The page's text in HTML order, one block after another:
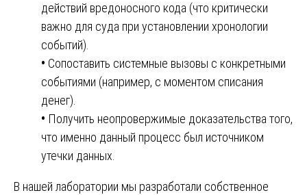
действий вредоносного кода (что критически
важно для суда при установлении хронологии
событий).
• Сопоставить системные вызовы с конкретными
событиями (например, с моментом списания
денег).
• Получить неопровержимые доказательства того,
что именно данный процесс был источником
утечки данных.
В нашей лаборатории мы разработали собственное